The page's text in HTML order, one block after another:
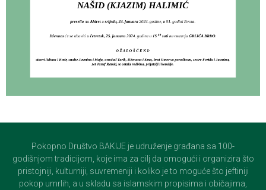
Pokopno Društvo BAKIJE je udruženje građana sa 100-
godišnjom tradicijom, koje ima za cilj da omogući i organizira što
pristojniji, kulturniji, suvremeniji i koliko je to moguće što jeftiniji
pokop umrlih, a u skladu sa islamskim propisima i običajima,